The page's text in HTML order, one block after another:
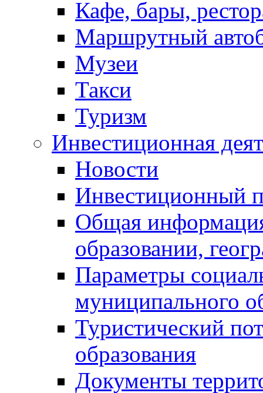
Кафе, бары,
Маршрутный
Музеи
Такси
Туризм
Инвестиционная
Новости
Инвестиционный
Общая
образовании,
Параметры
муниципального
Туристический
образования
Документы